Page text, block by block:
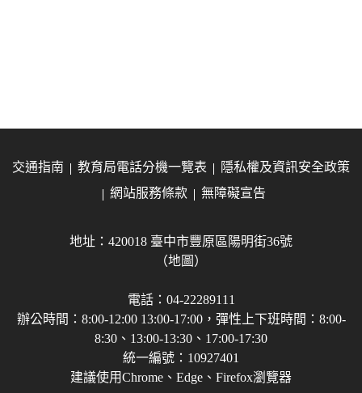
交通指南 教育局電話分機一覽表
隱私權及資訊安全政策
網站服務條款
無障礙宣告
地址：420018 臺中市豐原區陽明街36號
（地圖）
電話：04-22289111
辦公時間：8:00-12:00 13:00-17:00，彈性上下班時間：8:00-
8:30、13:00-13:30、17:00-17:30
統一編號：10927401
建議使用Chrome、Edge、Firefox瀏覽器